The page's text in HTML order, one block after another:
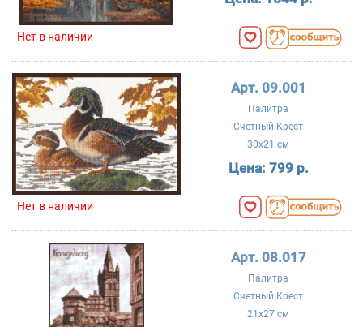
Нет в наличии
Арт. 09.001
Палитра
Счетный Крест
30x21 см
Цена: 799 р.
Нет в наличии
Арт. 08.017
Палитра
Счетный Крест
21x27 см